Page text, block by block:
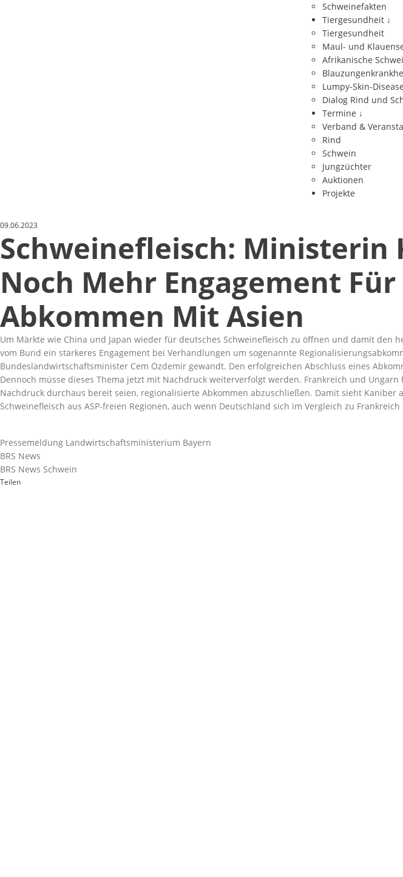
Schweinefakten
Tiergesundheit ↓
Tiergesundheit
Maul- und
Afrikanische
Lumpy-Skin-
Dialog Rind und
Termine ↓
Verband &
Rind
Schwein
Jungzüchter
Auktionen
Projekte
09.06.2023
Schweinefleisch: Ministerin
Noch Mehr Engagement
Abkommen Mit Asien
Um Märkte wie China und Japan wieder für deutsches Schweinefleisch zu öffnen und damit
vom Bund ein stärkeres Engagement bei Verhandlungen um sogenannte
Bundeslandwirtschaftsminister Cem Özdemir gewandt. Den erfolgreichen Abschluss eines
Dennoch müsse dieses Thema jetzt mit Nachdruck weiterverfolgt werden. Frankreich und
Nachdruck durchaus bereit seien, regionalisierte Abkommen abzuschließen. Damit sieht
Schweinefleisch aus ASP-freien Regionen, auch wenn Deutschland sich im Vergleich zu
Pressemeldung Landwirtschaftsministerium Bayern
BRS News
BRS News Schwein
Teilen